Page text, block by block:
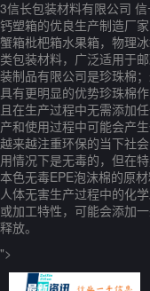
3信长包装材料有限公司
钙塑箱的优良生产制造厂
蟹箱枇杷箱水果箱，物理
类包装材料，广泛适用于
装制品有限公司是珍珠棉
具有更明显的优势珍珠棉
且在生产过程中无需添加
产和使用过程中可能会产
越来越注重环保的当下社
用情况下是无毒的，但在
本色无毒EPE泡沫棉的原
人体无害生产过程中的化
或加工特性，可能会添加
释放。
">